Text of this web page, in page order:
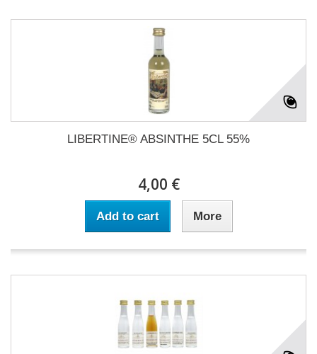
LIBERTINE® ABSINTHE 5CL 55%
4,00 €
Add to cart More